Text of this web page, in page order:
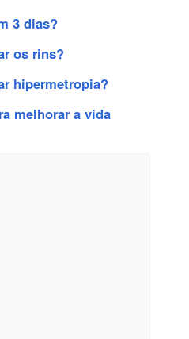
3 dias?
os rins?
hipermetropia?
melhorar a vida